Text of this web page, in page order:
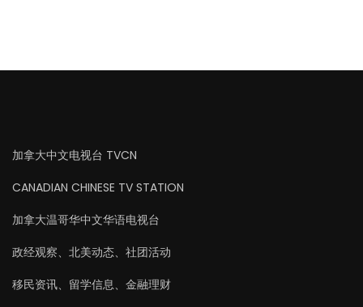
加拿大中文电视台 TVCN
CANADIAN CHINESE TV STATION
加拿大温哥华中文华语电视台
政经观察、北美动态、社团活动
移民资讯、留学信息、金融理财